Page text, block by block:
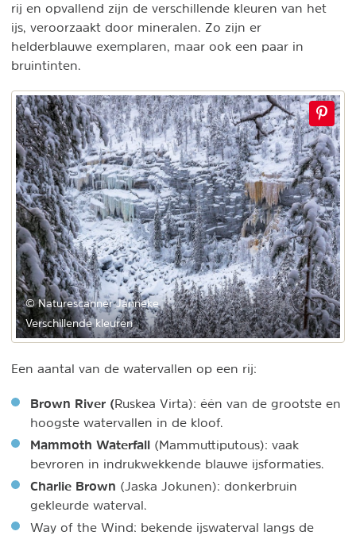
rij en opvallend zijn de verschillende kleuren van het
ijs, veroorzaakt door mineralen. Zo zijn er
helderblauwe exemplaren, maar ook een paar in
bruintinten.
© Naturescanner Janneke
Verschillende kleuren
Een aantal van de watervallen op een rij:
Brown River (Ruskea Virta): één van de grootste en
hoogste watervallen in de kloof.
Mammoth Waterfall (Mammuttiputous): vaak
bevroren in indrukwekkende blauwe ijsformaties.
Charlie Brown (Jaska Jokunen): donkerbruin
gekleurde waterval.
Way of the Wind: bekende ijswaterval langs de